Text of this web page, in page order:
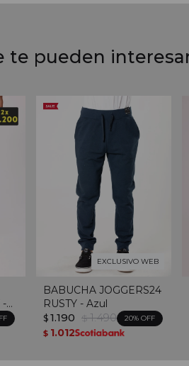
te pueden
-
EXCLUSIVO WEB
BABUCHA JOGGERS24
RUSTY - Azul
$ 1.190 $ 1.490 20
$ 1.012